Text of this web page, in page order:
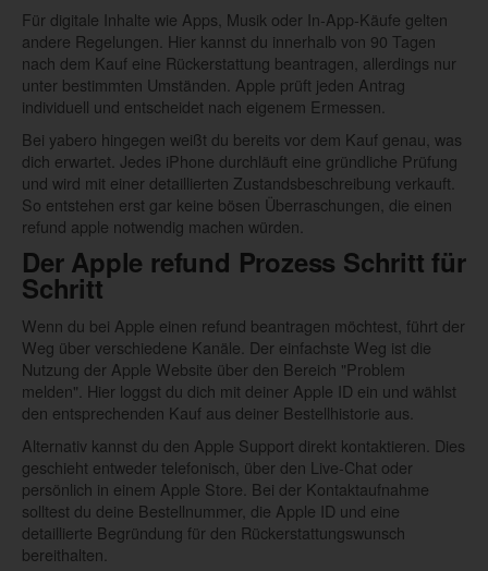
Für digitale Inhalte wie Apps, Musik oder In-App-Käufe gelten
andere Regelungen. Hier kannst du innerhalb von 90 Tagen
nach dem Kauf eine Rückerstattung beantragen, allerdings nur
unter bestimmten Umständen. Apple prüft jeden Antrag
individuell und entscheidet nach eigenem Ermessen.
Bei yabero hingegen weißt du bereits vor dem Kauf genau, was
dich erwartet. Jedes iPhone durchläuft eine gründliche Prüfung
und wird mit einer detaillierten Zustandsbeschreibung verkauft.
So entstehen erst gar keine bösen Überraschungen, die einen
refund apple notwendig machen würden.
Der Apple refund Prozess Schritt für
Schritt
Wenn du bei Apple einen refund beantragen möchtest, führt der
Weg über verschiedene Kanäle. Der einfachste Weg ist die
Nutzung der Apple Website über den Bereich "Problem
melden". Hier loggst du dich mit deiner Apple ID ein und wählst
den entsprechenden Kauf aus deiner Bestellhistorie aus.
Alternativ kannst du den Apple Support direkt kontaktieren. Dies
geschieht entweder telefonisch, über den Live-Chat oder
persönlich in einem Apple Store. Bei der Kontaktaufnahme
solltest du deine Bestellnummer, die Apple ID und eine
detaillierte Begründung für den Rückerstattungswunsch
bereithalten.